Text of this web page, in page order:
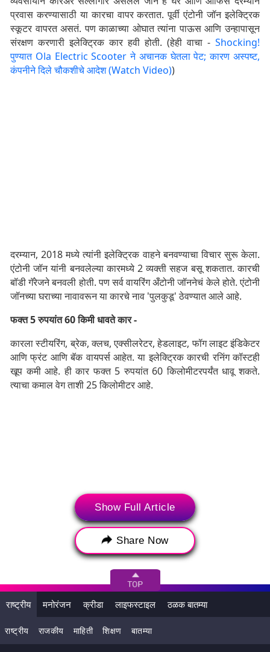
प्रवास करण्यासाठी या कारचा वापर करतात. पूर्वी एंटोनी जॉन इलेक्ट्रिक
स्कूटर वापरत असतं. पण काळाच्या ओघात त्यांना पाऊस आणि उन्हापासून
संरक्षण करणारी इलेक्ट्रिक कार हवी होती. (हेही वाचा - Shocking!
पुण्यात Ola Electric Scooter ने अचानक घेतला पेट; कारण अस्पष्ट,
कंपनीने दिले चौकशीचे आदेश (Watch Video))
दरम्यान, 2018 मध्ये त्यांनी इलेक्ट्रिक वाहने बनवण्याचा विचार सुरू केला.
एंटोनी जॉन यांनी बनवलेल्या कारमध्ये 2 व्यक्ती सहज बसू शकतात. कारची
बॉडी गॅरेजने बनवली होती. पण सर्व वायरिंग अँटोनी जॉननेचं केले होते. एंटोनी
जॉनच्या घराच्या नावावरून या कारचे नाव 'पुलकुडू' ठेवण्यात आले आहे.
फक्त 5 रुपयांत 60 किमी धावते कार -
कारला स्टीयरिंग, ब्रेक, क्लच, एक्सीलरेटर, हेडलाइट, फॉग लाइट इंडिकेटर
आणि फ्रंट आणि बॅक वायपर्स आहेत. या इलेक्ट्रिक कारची रनिंग कॉस्टही
खूप कमी आहे. ही कार फक्त 5 रुपयांत 60 किलोमीटरपर्यंत धावू शकते.
त्याचा कमाल वेग ताशी 25 किलोमीटर आहे.
FADA च्या आकडेवारीनुसार, गेल्या आर्थिक वर्षात देशातील इलेक्ट्रिक
वाहनांच्या विक्रीत दुचाकींच्या विक्रीत तिप्पटीहून अधिक वाढ झाली आहे.
2021-22 मध्ये एकूण इलेक्ट्रिक वाहनांची (EV) विक्री 4,29,217
युनिट्सवर पोहोचली, जे आर्थिक वर्ष 2020-21 मधील 1,34,821
युनिट्सपेक्षा तिप्पट आहे.
Show Full Article
Share Now
राष्ट्रीय मनोरंजन क्रीडा लाइफस्टाइल ठळक बातम्या
राष्ट्रीय राजकीय माहिती शिक्षण बातम्या